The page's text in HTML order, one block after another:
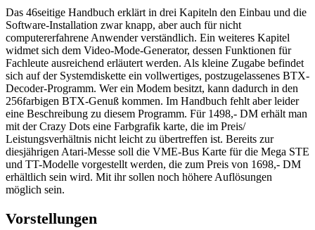
Das 46seitige Handbuch erklärt in drei Kapiteln den Einbau und die
Software-Installation zwar knapp, aber auch für nicht
computererfahrene Anwender verständlich. Ein weiteres Kapitel
widmet sich dem Video-Mode-Generator, dessen Funktionen für
Fachleute ausreichend erläutert werden. Als kleine Zugabe befindet
sich auf der Systemdiskette ein vollwertiges, postzugelassenes BTX-
Decoder-Programm. Wer ein Modem besitzt, kann dadurch in den
256farbigen BTX-Genuß kommen. Im Handbuch fehlt aber leider
eine Beschreibung zu diesem Programm. Für 1498,- DM erhält man
mit der Crazy Dots eine Farbgrafik karte, die im Preis/
Leistungsverhältnis nicht leicht zu übertreffen ist. Bereits zur
diesjährigen Atari-Messe soll die VME-Bus Karte für die Mega STE
und TT-Modelle vorgestellt werden, die zum Preis von 1698,- DM
erhältlich sein wird. Mit ihr sollen noch höhere Auflösungen
möglich sein.
Vorstellungen